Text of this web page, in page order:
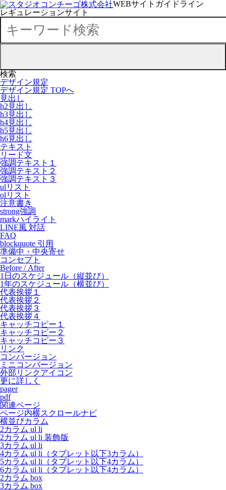
WEBサイトガイドライン
レギュレーションサイト
検索
デザイン規定
デザイン規定 TOPへ
見出し
h2見出し
h3見出し
h4見出し
h5見出し
h6見出し
テキスト
リード文
強調テキスト１
強調テキスト２
強調テキスト３
ulリスト
olリスト
注意書き
strong強調
markハイライト
LINE風 対話
FAQ
blockquote 引用
準備中・中央寄せ
コンセプト
Before / After
1日のスケジュール（縦並び）
1年のスケジュール（横並び）
代表挨拶１
代表挨拶２
代表挨拶３
代表挨拶４
キャッチコピー１
キャッチコピー２
キャッチコピー３
リンク
コンバージョン
ミニコンバージョン
外部リンクアイコン
更に詳しく
pager
pdf
関連ページ
ページ内横スクロールナビ
横並びカラム
2カラム ul li
2カラム ul li 装飾版
3カラム ul li
4カラム ul li（タブレット以下3カラム）
5カラム ul li（タブレット以下4カラム）
6カラム ul li（タブレット以下4カラム）
2カラム box
3カラム box